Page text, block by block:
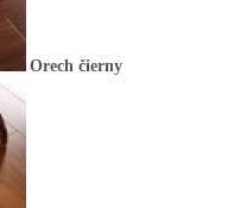
Orech čierny